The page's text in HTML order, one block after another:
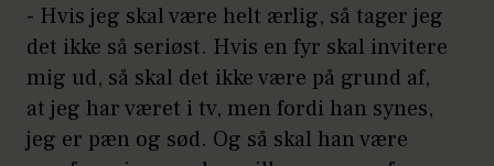
- Hvis jeg skal være helt ærlig, så tager jeg
det ikke så seriøst. Hvis en fyr skal invitere
mig ud, så skal det ikke være på grund af,
at jeg har været i tv, men fordi han synes,
jeg er pæn og sød. Og så skal han være